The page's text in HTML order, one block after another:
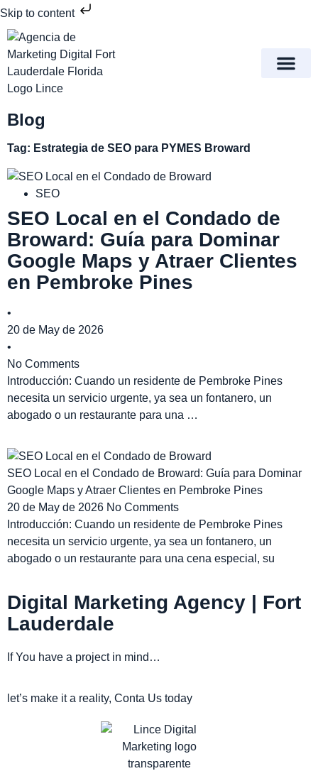
Skip to content
Blog
Tag: Estrategia de SEO para PYMES Broward
SEO
SEO Local en el Condado de
Broward: Guía para Dominar
Google Maps y Atraer Clientes
en Pembroke Pines
•
20 de May de 2026
•
No Comments
Introducción: Cuando un residente de Pembroke Pines
necesita un servicio urgente, ya sea un fontanero, un
abogado o un restaurante para una …
SEO Local en el Condado de Broward: Guía para Dominar
Google Maps y Atraer Clientes en Pembroke Pines
20 de May de 2026 No Comments
Introducción: Cuando un residente de Pembroke Pines
necesita un servicio urgente, ya sea un fontanero, un
abogado o un restaurante para una cena especial, su
Digital Marketing Agency | Fort
Lauderdale
If You have a project in mind…
let’s make it a reality, Conta Us today